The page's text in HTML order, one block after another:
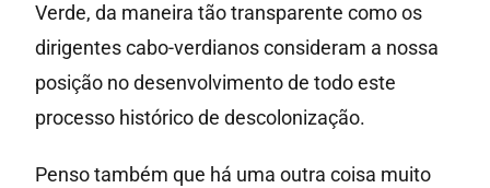
Verde, da maneira tão transparente como os
dirigentes cabo-verdianos consideram a nossa
posição no desenvolvimento de todo este
processo histórico de descolonização.
Penso também que há uma outra coisa muito